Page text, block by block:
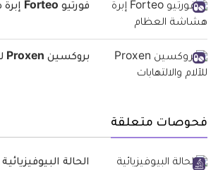
فورتيو Forteo إبرة هشاشة العظام
بروكسين Proxen للآلام والالتهابات
فحوصات متعلقة